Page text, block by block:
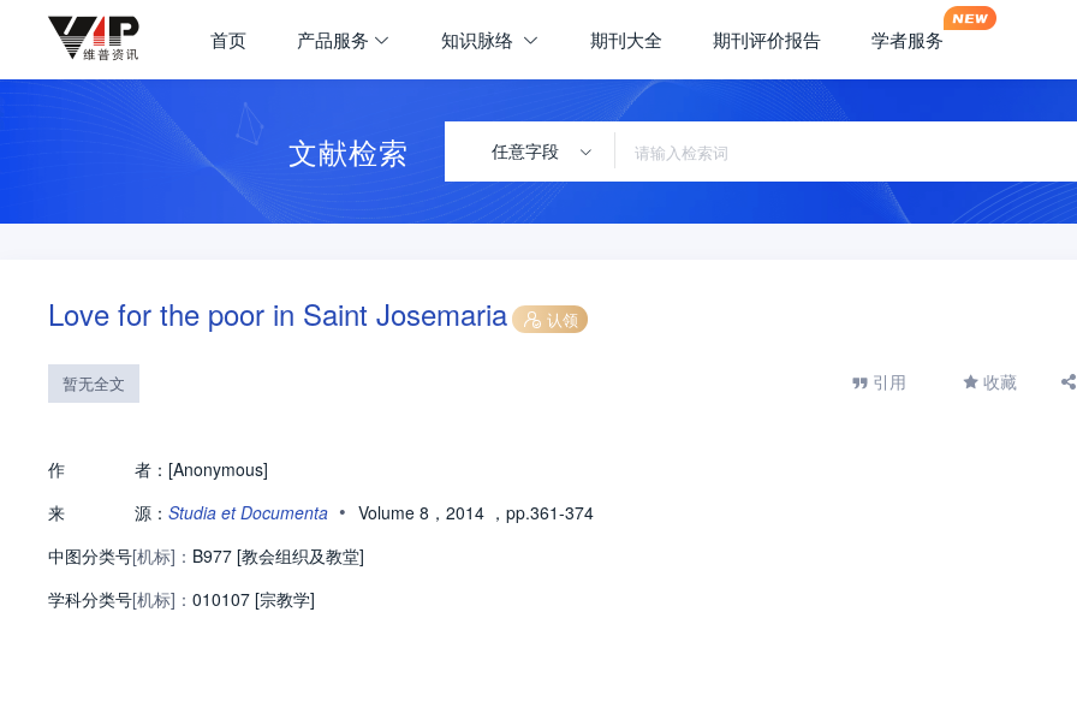
首页 产品服务 知识脉络 期刊大全 期刊评价报告 学者服务
文献检索 任意字段
Love for the poor in Saint Josemaria 认领
暂无全文 引用 收藏
作 者： [Anonymous]
来
源： Studia et Documenta • Volume 8，2014 ，pp.361-374
中图分类号[机标]： B977 [教会组织及教堂]
学科分类号[机标]： 010107 [宗教学]